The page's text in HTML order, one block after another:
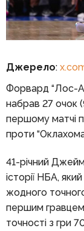
Джерело:
Форвард “Лос-
набрав 27 очок
першому матчі
проти
41-річний
історії НБА,
жодного
першим гравцем
точності з гри